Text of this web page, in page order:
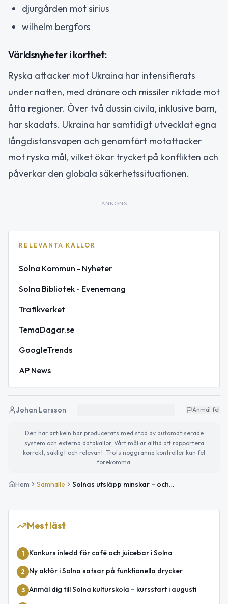
djurgården mot sirius
wilhelm bergfors
Världsnyheter i korthet:
Ryska attacker mot Ukraina har intensifierats
under natten, med drönare och missiler riktade mot
åtta regioner. Över två dussin civila, inklusive barn,
har skadats. Ukraina har samtidigt utvecklat egna
långdistansvapen och genomfört motattacker
mot ryska mål, vilket ökar trycket på konflikten och
påverkar den globala säkerhetssituationen.
ANNONS
RELEVANTA KÄLLOR
Solna Kommun - Nyheter
Solna Bibliotek - Evenemang
Trafikverket
TemaDagar.se
GoogleTrends
AP News
Johan Larsson Anmäl fel
Den här artikeln har producerats med stöd av automatiserade
system och externa datakällor. Vårt mål är alltid att rapportera
korrekt, sakligt och relevant. Trots noggranna kontroller kan fel
förekomma.
Hem Samhälle Solnas utsläpp minskar – och tips på dagens evenemang
Mest läst
1 Konkurs inledd för café och juicebar i Solna
2 Ny aktör i Solna satsar på funktionella drycker
3 Anmäl dig till Solna kulturskola – kursstart i augusti